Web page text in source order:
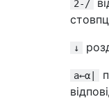
2-/
↓
a←⍺|